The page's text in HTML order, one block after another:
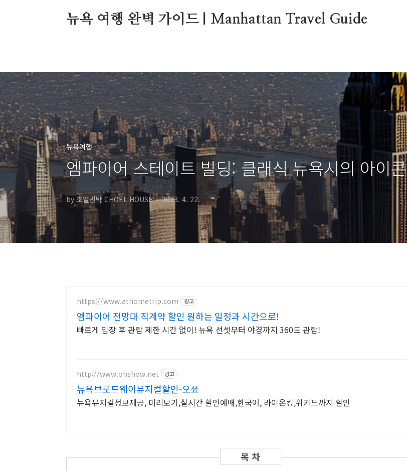
뉴욕 여행 완벽 가이드 | Manhattan Travel Guide
뉴욕여행
엠파이어 스테이트 빌딩: 클래식 뉴욕시의 아이콘
by 조엘민박 CHOEL HOUSE 2023. 4. 22.
https://www.athometrip.com 광고
엠파이어 전망대 직계약 할인 원하는 일정과 시간으로!
빠르게 입장 후 관람 제한 시간 없이! 뉴욕 선셋부터 야경까지 360도 관람!
http://www.ohshow.net 광고
뉴욕브로드웨이뮤지컬할인-오쑈
뉴욕뮤지컬정보제공, 미리보기,실시간 할인예매,한국어, 라이온킹,위키드까지 할인